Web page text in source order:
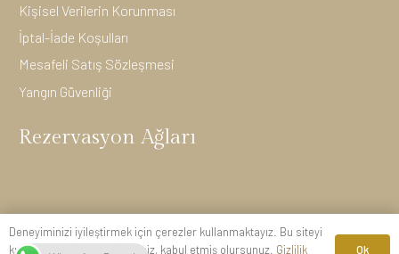
Kişisel Verilerin Korunması
İptal-İade Koşulları
Mesafeli Satış Sözleşmesi
Yangın Güvenliği
Rezervasyon Ağları
Deneyiminizi iyileştirmek için çerezler kullanmaktayız. Bu siteyi
kullanmaya devam ederseniz, kabul etmiş olursunuz. Gizlilik
Ok